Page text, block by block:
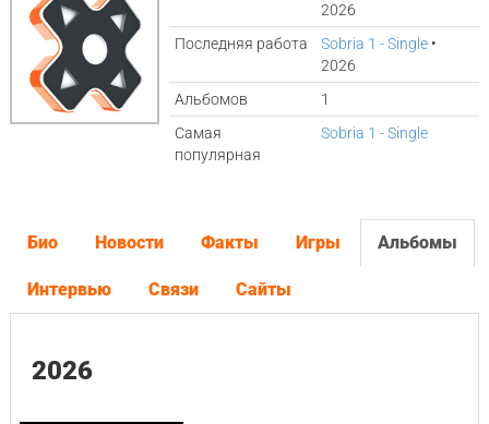
2026
Последняя работа
Sobria 1 - Single •
2026
Альбомов
1
Самая
популярная
Sobria 1 - Single
Био Новости Факты Игры Альбомы
Интервью Связи Сайты
2026